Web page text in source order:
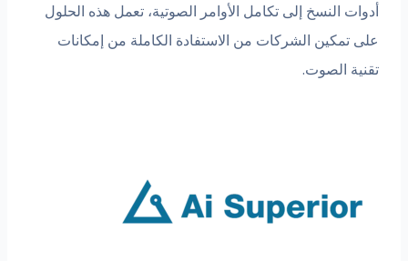
أدوات النسخ إلى تكامل الأوامر الصوتية، تعمل هذه الحلول
على تمكين الشركات من الاستفادة الكاملة من إمكانات
تقنية الصوت.